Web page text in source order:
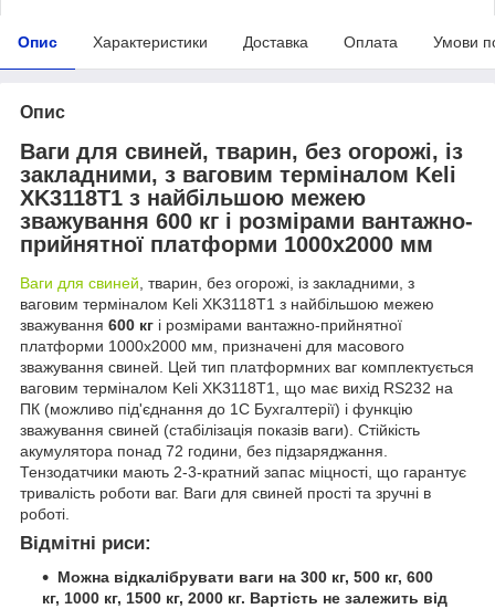
Опис Характеристики Доставка Оплата Умови
Опис
Ваги для свиней, тварин, без огорожі, із
закладними, з ваговим терміналом Keli
XK3118T1 з найбільшою межею
зважування 600 кг і розмірами вантажно-
прийнятної платформи 1000х2000 мм
Ваги для свиней, тварин, без огорожі, із закладними, з
ваговим терміналом Keli XK3118T1 з найбільшою межею
зважування 600 кг і розмірами вантажно-прийнятної
платформи 1000х2000 мм, призначені для масового
зважування свиней. Цей тип платформних ваг комплектується
ваговим терміналом Keli XK3118T1, що має вихід RS232 на
ПК (можливо під'єднання до 1С Бухгалтерії) і функцію
зважування свиней (стабілізація показів ваги). Стійкість
акумулятора понад 72 години, без підзаряджання.
Тензодатчики мають 2-3-кратний запас міцності, що гарантує
тривалість роботи ваг. Ваги для свиней прості та зручні в
роботі.
Відмітні риси:
Можна відкалібрувати ваги на 300 кг, 500 кг, 600
кг, 1000 кг, 1500 кг, 2000 кг. Вартість не залежить від